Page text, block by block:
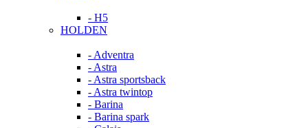
- H5
HOLDEN
- Adventra
- Astra
- Astra sportsback
- Astra twintop
- Barina
- Barina spark